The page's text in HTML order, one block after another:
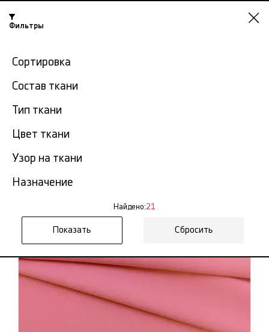
Красноярск
-15% на ткани по промокоду NY15
ГлавнаяТкань креп
Креп стрейч в
Фильтр
Фильтры
Сортировка
Состав ткани
Тип ткани
Цвет ткани
Узор на ткани
Назначение
Найдено:21
Сбросить